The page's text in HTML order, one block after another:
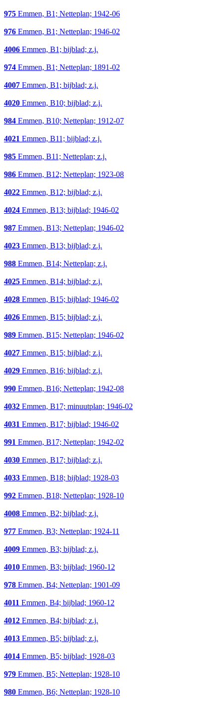
975 Emmen, B1; Netteplan; 1942-06
976 Emmen, B1; Netteplan; 1946-02
4006 Emmen, B1; bijblad; z.j.
974 Emmen, B1; Netteplan; 1891-02
4007 Emmen, B1; bijblad; z.j.
4020 Emmen, B10; bijblad; z.j.
984 Emmen, B10; Netteplan; 1912-07
4021 Emmen, B11; bijblad; z.j.
985 Emmen, B11; Netteplan; z.j.
986 Emmen, B12; Netteplan; 1923-08
4022 Emmen, B12; bijblad; z.j.
4024 Emmen, B13; bijblad; 1946-02
987 Emmen, B13; Netteplan; 1946-02
4023 Emmen, B13; bijblad; z.j.
988 Emmen, B14; Netteplan; z.j.
4025 Emmen, B14; bijblad; z.j.
4028 Emmen, B15; bijblad; 1946-02
4026 Emmen, B15; bijblad; z.j.
989 Emmen, B15; Netteplan; 1946-02
4027 Emmen, B15; bijblad; z.j.
4029 Emmen, B16; bijblad; z.j.
990 Emmen, B16; Netteplan; 1942-08
4032 Emmen, B17; minuutplan; 1946-02
4031 Emmen, B17; bijblad; 1946-02
991 Emmen, B17; Netteplan; 1942-02
4030 Emmen, B17; bijblad; z.j.
4033 Emmen, B18; bijblad; 1928-03
992 Emmen, B18; Netteplan; 1928-10
4008 Emmen, B2; bijblad; z.j.
977 Emmen, B3; Netteplan; 1924-11
4009 Emmen, B3; bijblad; z.j.
4010 Emmen, B3; bijblad; 1960-12
978 Emmen, B4; Netteplan; 1901-09
4011 Emmen, B4; bijblad; 1960-12
4012 Emmen, B4; bijblad; z.j.
4013 Emmen, B5; bijblad; z.j.
4014 Emmen, B5; bijblad; 1928-03
979 Emmen, B5; Netteplan; 1928-10
980 Emmen, B6; Netteplan; 1928-10